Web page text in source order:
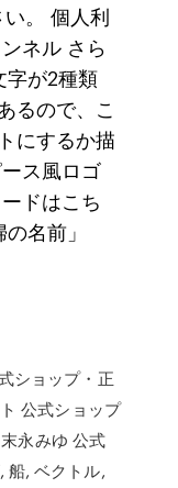
。 個人利
ネル さら
字が2種類
るので、こ
にするか描
ス風ロゴ
ドはこち
名前」
ショップ・正
公式ショップ
永みゆ 公式
, ベクトル,